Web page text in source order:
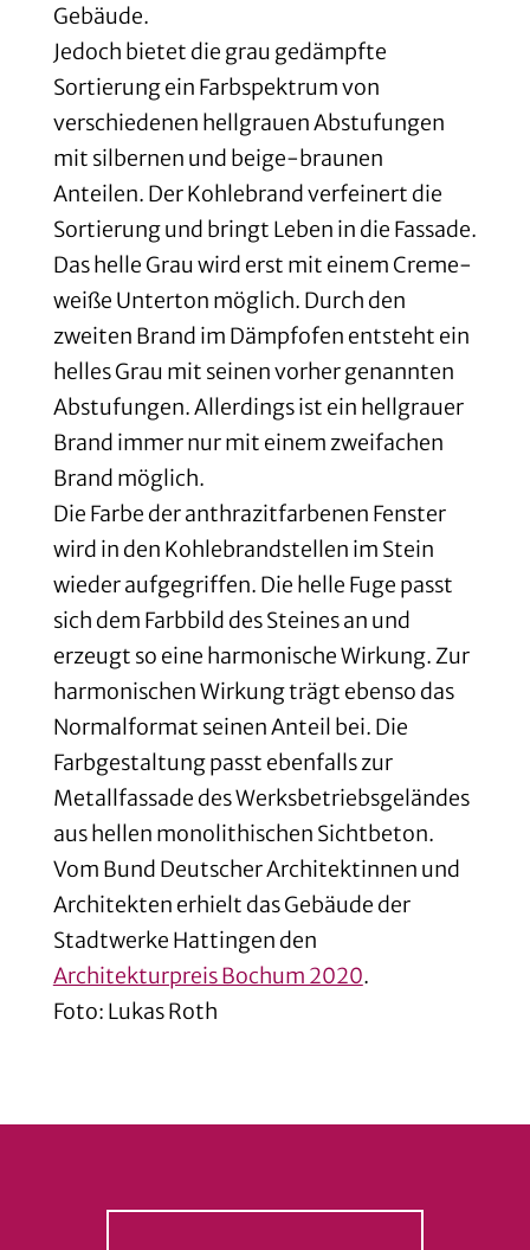
Gebäude.
Jedoch bietet die grau gedämpfte
Sortierung ein Farbspektrum von
verschiedenen hellgrauen Abstufungen
mit silbernen und beige-braunen
Anteilen. Der Kohlebrand verfeinert die
Sortierung und bringt Leben in die Fassade.
Das helle Grau wird erst mit einem Creme-
weiße Unterton möglich. Durch den
zweiten Brand im Dämpfofen entsteht ein
helles Grau mit seinen vorher genannten
Abstufungen. Allerdings ist ein hellgrauer
Brand immer nur mit einem zweifachen
Brand möglich.
Die Farbe der anthrazitfarbenen Fenster
wird in den Kohlebrandstellen im Stein
wieder aufgegriffen. Die helle Fuge passt
sich dem Farbbild des Steines an und
erzeugt so eine harmonische Wirkung. Zur
harmonischen Wirkung trägt ebenso das
Normalformat seinen Anteil bei. Die
Farbgestaltung passt ebenfalls zur
Metallfassade des Werksbetriebsgeländes
aus hellen monolithischen Sichtbeton.
Vom Bund Deutscher Architektinnen und
Architekten erhielt das Gebäude der
Stadtwerke Hattingen den
Architekturpreis Bochum 2020.
Foto: Lukas Roth